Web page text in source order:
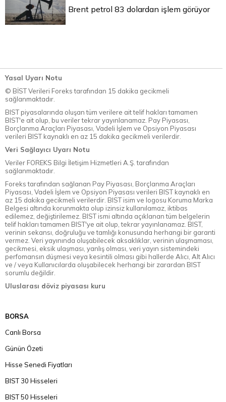
Brent petrol 83 dolardan işlem görüyor
Yasal Uyarı Notu
© BİST Verileri Foreks tarafından 15 dakika gecikmeli
sağlanmaktadır.
BIST piyasalarında oluşan tüm verilere ait telif hakları tamamen
BIST'e ait olup, bu veriler tekrar yayınlanamaz. Pay Piyasası,
Borçlanma Araçları Piyasası, Vadeli İşlem ve Opsiyon Piyasası
verileri BIST kaynaklı en az 15 dakika gecikmeli verilerdir.
Veri Sağlayıcı Uyarı Notu
Veriler FOREKS Bilgi İletişim Hizmetleri A.Ş. tarafından
sağlanmaktadır.
Foreks tarafından sağlanan Pay Piyasası, Borçlanma Araçları
Piyasası, Vadeli İşlem ve Opsiyon Piyasası verileri BIST kaynaklı en
az 15 dakika gecikmeli verilerdir. BIST isim ve logosu Koruma Marka
Belgesi altında korunmakta olup izinsiz kullanılamaz, iktibas
edilemez, değiştirilemez. BIST ismi altında açıklanan tüm belgelerin
telif hakları tamamen BIST'ye ait olup, tekrar yayınlanamaz. BIST,
verinin sekansı, doğruluğu ve tamlığı konusunda herhangi bir garanti
vermez. Veri yayınında oluşabilecek aksaklıklar, verinin ulaşmaması,
gecikmesi, eksik ulaşması, yanlış olması, veri yayın sistemindeki
perfomansın düşmesi veya kesintili olması gibi hallerde Alıcı, Alt Alıcı
ve / veya Kullanıcılarda oluşabilecek herhangi bir zarardan BIST
sorumlu değildir.
Uluslarası döviz piyasası kuru
BORSA
Canlı Borsa
Günün Özeti
Hisse Senedi Fiyatları
BIST 30 Hisseleri
BIST 50 Hisseleri